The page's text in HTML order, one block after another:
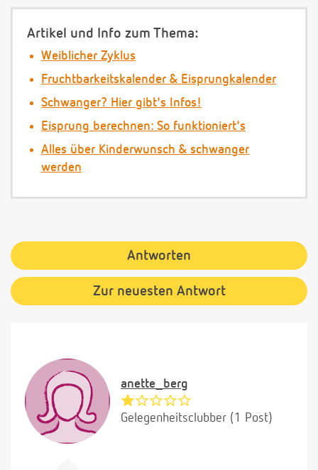
Artikel und Info zum Thema:
Weiblicher Zyklus
Fruchtbarkeitskalender & Eisprungkalender
Schwanger? Hier gibt's Infos!
Eisprung berechnen: So funktioniert's
Alles über Kinderwunsch & schwanger
werden
Antworten
Zur neuesten Antwort
anette_berg
Gelegenheitsclubber (1 Post)